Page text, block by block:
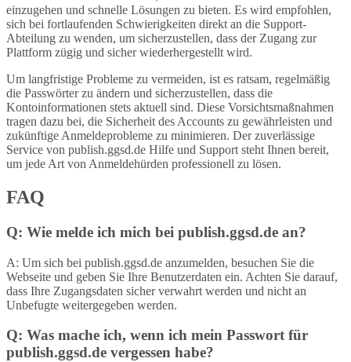
einzugehen und schnelle Lösungen zu bieten. Es wird empfohlen,
sich bei fortlaufenden Schwierigkeiten direkt an die Support-
Abteilung zu wenden, um sicherzustellen, dass der Zugang zur
Plattform zügig und sicher wiederhergestellt wird.
Um langfristige Probleme zu vermeiden, ist es ratsam, regelmäßig
die Passwörter zu ändern und sicherzustellen, dass die
Kontoinformationen stets aktuell sind. Diese Vorsichtsmaßnahmen
tragen dazu bei, die Sicherheit des Accounts zu gewährleisten und
zukünftige Anmeldeprobleme zu minimieren. Der zuverlässige
Service von publish.ggsd.de Hilfe und Support steht Ihnen bereit,
um jede Art von Anmeldehürden professionell zu lösen.
FAQ
Q: Wie melde ich mich bei publish.ggsd.de an?
A: Um sich bei publish.ggsd.de anzumelden, besuchen Sie die
Webseite und geben Sie Ihre Benutzerdaten ein. Achten Sie darauf,
dass Ihre Zugangsdaten sicher verwahrt werden und nicht an
Unbefugte weitergegeben werden.
Q: Was mache ich, wenn ich mein Passwort für
publish.ggsd.de vergessen habe?